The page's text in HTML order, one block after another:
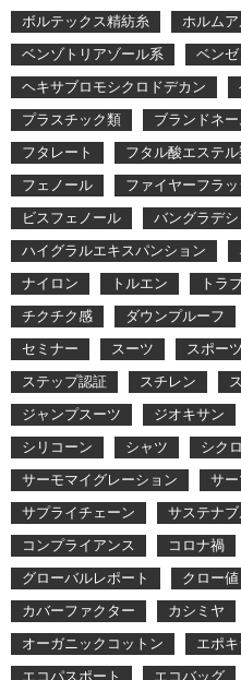
ボルテックス精紡糸
ホルム
ベンゾトリアゾール系
ベン
ヘキサブロモシクロドデカン
プラスチック類
ブランドネ
フタレート
フタル酸エステ
フェノール
ファイヤーフラ
ビスフェノール
バングラデシ
ハイグラルエキスパンション
ナイロン
トルエン トラ
チクチク感
ダウンプルーフ
セミナー
スーツ スポーツ
ステップ認証
スチレン
ジャンプスーツ
ジオキサン
シリコーン
シャツ
シク
サーモマイグレーション
サ
サプライチェーン
サステナ
コンプライアンス
コロナ禍
グローバルレポート
クロー値
カバーファクター
カシミヤ
オーガニックコットン
エポ